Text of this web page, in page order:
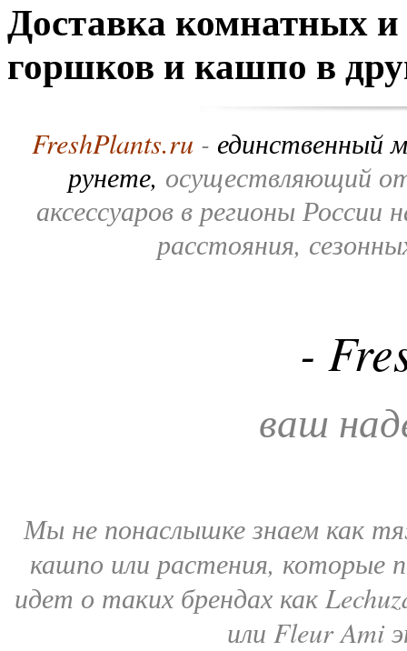
Доставка комнатных и
горшков и кашпо в
FreshPlants.ru - единственный
рунете, осуществляющий
аксессуаров в регионы
расстояния,
-
ваш
Мы не понаслышке знаем как
кашпо или растения, которые
идет о таких брендах как
или Fleur Ami